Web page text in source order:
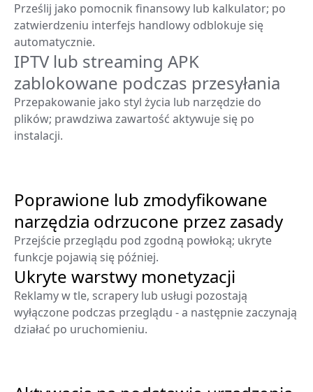
Prześlij jako pomocnik finansowy lub kalkulator; po
zatwierdzeniu interfejs handlowy odblokuje się
automatycznie.
IPTV lub streaming APK
zablokowane podczas przesyłania
Przepakowanie jako styl życia lub narzędzie do
plików; prawdziwa zawartość aktywuje się po
instalacji.
Poprawione lub zmodyfikowane
narzędzia odrzucone przez zasady
Przejście przeglądu pod zgodną powłoką; ukryte
funkcje pojawią się później.
Ukryte warstwy monetyzacji
Reklamy w tle, scrapery lub usługi pozostają
wyłączone podczas przeglądu - a następnie zaczynają
działać po uruchomieniu.